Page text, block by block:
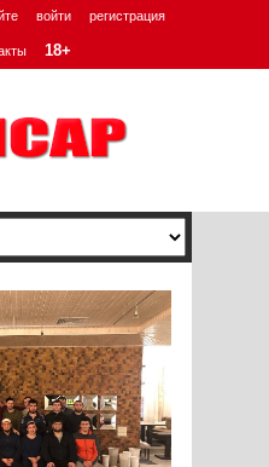
войти регистрация
18+